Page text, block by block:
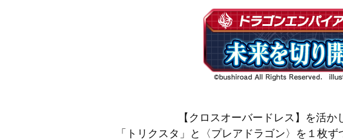
【クロスオーバードレス】を活
「トリクスタ」と〈プレアドラゴン〉を１枚